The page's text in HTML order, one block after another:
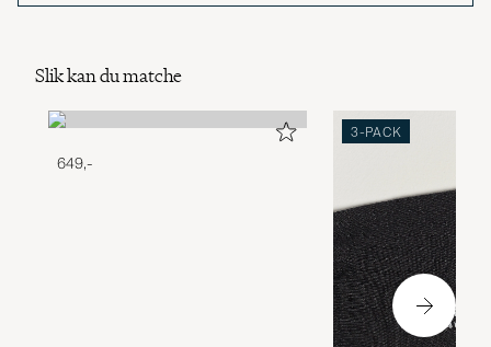
Slik kan du matche
649,-
3-PACK